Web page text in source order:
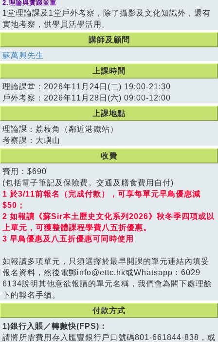
2.理論與實踐並重
1堂理論課及1堂戶外考察，除了攝影及文化知識外，還有
實地考察，供學員活學活用。
講師及顧問
蘇萬興先生
上課時間
理論課堂：2026年11月24日(二) 19:00-21:30
戶外考察：2026年11月28日(六) 09:00-12:00
上課地點
理論課：荔枝角（鄰近港鐵站）
考察課：大嶼山
收費
費用：$690
(包括電子筆記及保險費。交通及膳食費用自付)
1 於3/11前報名（完成付款），可享每單元早鳥優惠減
$50；
2 如報讀《蘇Sir本土歷史文化系列2026》秋冬季四項或以
上單元，可獲整體課程學費八五折優惠。
3 早鳥優惠及八五折優惠可同時使用
如報讀多項單元，只須選擇於最早開課的單元連結內填妥
報名資料，然後電郵info@ettc.hk或Whatsapp：6029
6134說明其他意欲報讀的單元名稱，我們會為閣下處理餘
下的報名手續。
付款方式
1)銀行入賬／轉數快(FPS)：
請將所需費用存入匯豐銀行戶口號碼801-661844-838，或